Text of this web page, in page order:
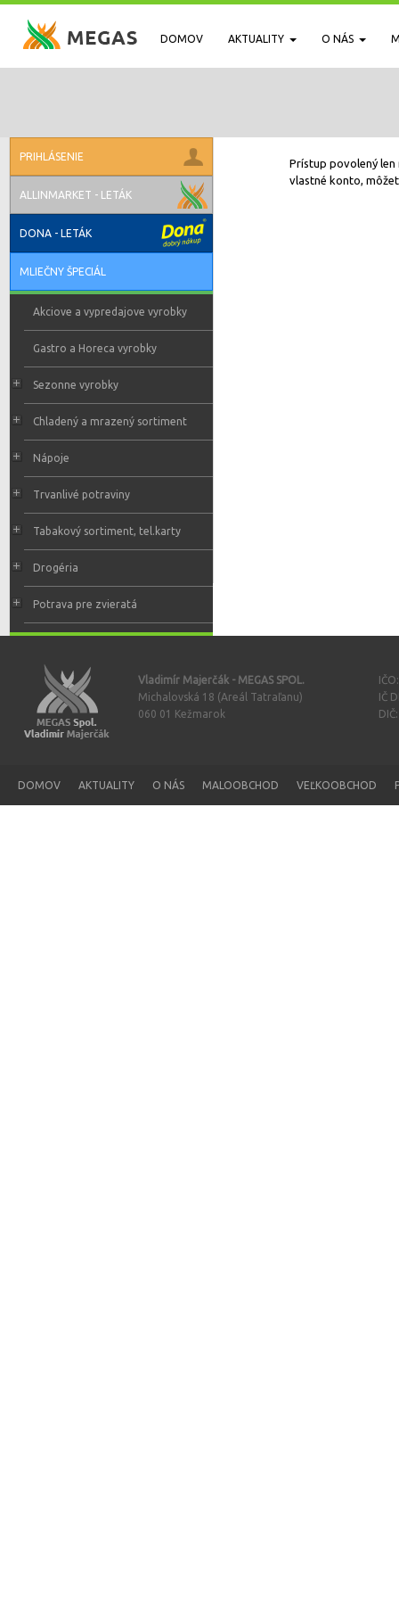
DOMOV AKTUALITY O NÁS
PRIHLÁSENIE
ALLINMARKET - LETÁK
DONA - LETÁK
MLIEČNY ŠPECIÁL
Akciove a vypredajove vyrobky
Gastro a Horeca vyrobky
Sezonne vyrobky
Chladený a mrazený sortiment
Nápoje
Trvanlivé potraviny
Tabakový sortiment, tel.karty
Drogéria
Potrava pre zvieratá
Prístup povolený len
vlastné konto,
Vladimír Majerčák - MEGAS SPOL.
Michalovská 18 (Areál Tatraľanu)
060 01 Kežmarok
IČ
DOMOV AKTUALITY O NÁS MALOOBCHOD VEĽKOOBCHOD